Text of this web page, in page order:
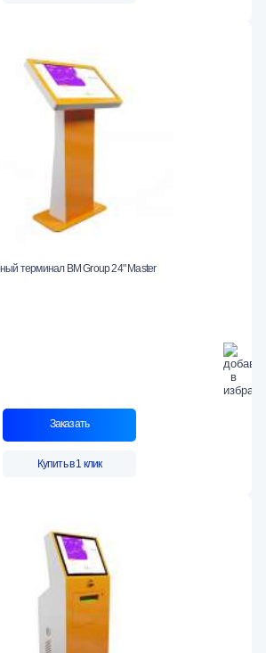
терминал BM Group 24" Master
Заказать
Купить в 1 клик